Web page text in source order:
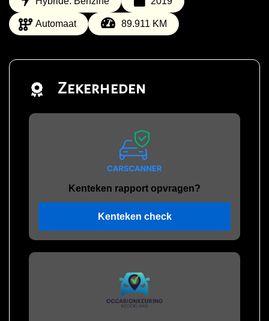
Automaat 89.911 KM
Zekerheden
Kenteken rapport opvragen?
Kenteken check